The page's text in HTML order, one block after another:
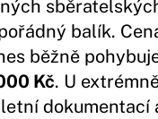
balík.
běžně
Kč. U
dokumentací